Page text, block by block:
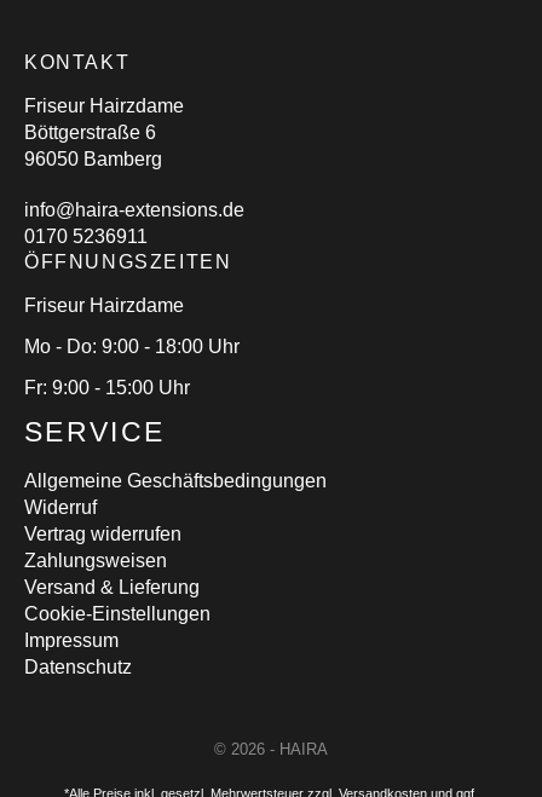
KONTAKT
Friseur Hairzdame
Böttgerstraße 6
96050 Bamberg
info@haira-extensions.de
0170 5236911
ÖFFNUNGSZEITEN
Friseur Hairzdame
Mo - Do: 9:00 - 18:00 Uhr
Fr: 9:00 - 15:00 Uhr
SERVICE
Allgemeine Geschäftsbedingungen
Widerruf
Vertrag widerrufen
Zahlungsweisen
Versand & Lieferung
Cookie-Einstellungen
Impressum
Datenschutz
© 2026 - HAIRA
*Alle Preise inkl. gesetzl. Mehrwertsteuer zzgl. Versandkosten und ggf.